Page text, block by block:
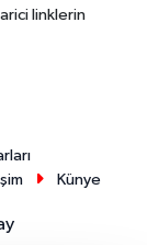
linklerin
Künye